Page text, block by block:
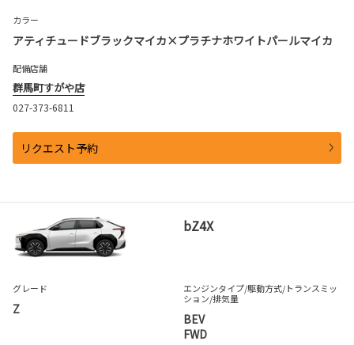
カラー
アティチュードブラックマイカ×プラチナホワイトパールマイカ
配備店舗
群馬町すがや店
027-373-6811
リクエスト予約
bZ4X
グレード
Z
エンジンタイプ/駆動方式/トランスミッ
ション/排気量
BEV
FWD